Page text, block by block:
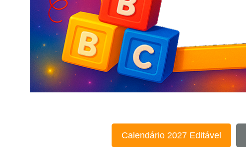
Calendário 2027 Editável